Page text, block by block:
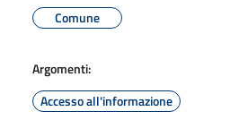
Comune
Argomenti:
Accesso all'informazione